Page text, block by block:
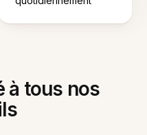
à tous nos